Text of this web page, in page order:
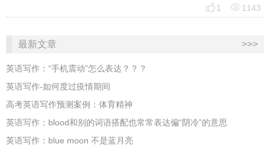
 1 1143
最新文章 >>>
英语写作：“手机震动”怎么表达？？？
英语写作-如何度过疫情期间
高考英语写作预测案例：体育精神
英语写作：blood和别的词语搭配也常常表达偏“阴冷”的意思
英语写作：blue moon 不是蓝月亮